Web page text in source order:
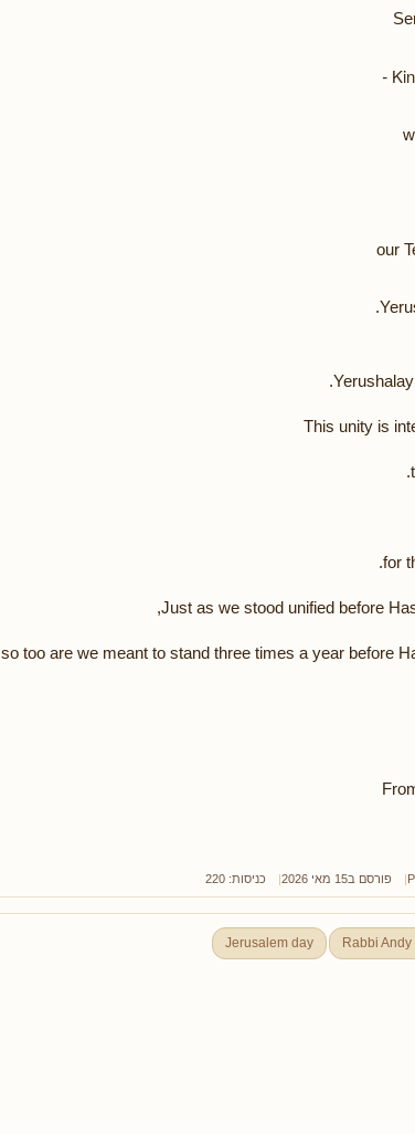
our
This unity is
so too are we meant to stand three times a year before
פורסם ב15 מאי 2026 כניסות: 220
Rabbi
Jerusalem day